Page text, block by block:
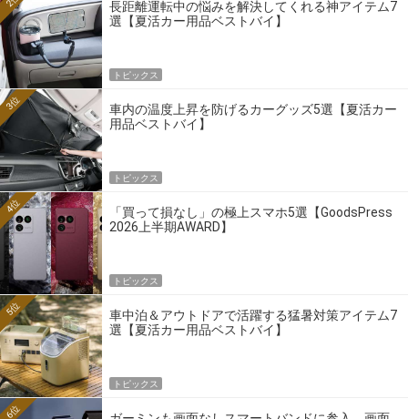
長距離運転中の悩みを解決してくれる神アイテム7
選【夏活カー用品ベストバイ】
トピックス
車内の温度上昇を防げるカーグッズ5選【夏活カー
用品ベストバイ】
3位
トピックス
「買って損なし」の極上スマホ5選【GoodsPress
2026上半期AWARD】
4位
トピックス
車中泊＆アウトドアで活躍する猛暑対策アイテム7
選【夏活カー用品ベストバイ】
5位
トピックス
6位